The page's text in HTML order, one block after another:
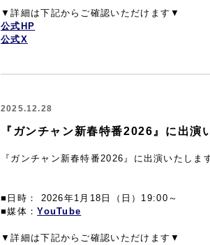
▼詳細は下記からご確認いただけます▼
公式HP
公式X
2025.12.28
『ガンチャン新春特番2026』に出演
『ガンチャン新春特番2026』に出演いたしま
■日時： 2026年1月18日（日）19:00～
■媒体：YouTube
▼詳細は下記からご確認いただけます▼